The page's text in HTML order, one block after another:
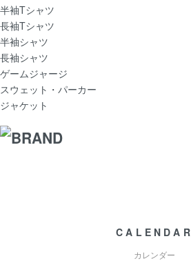
半袖Tシャツ
長袖Tシャツ
半袖シャツ
長袖シャツ
ゲームジャージ
スウェット・パーカー
ジャケット
CALENDAR
カレンダー